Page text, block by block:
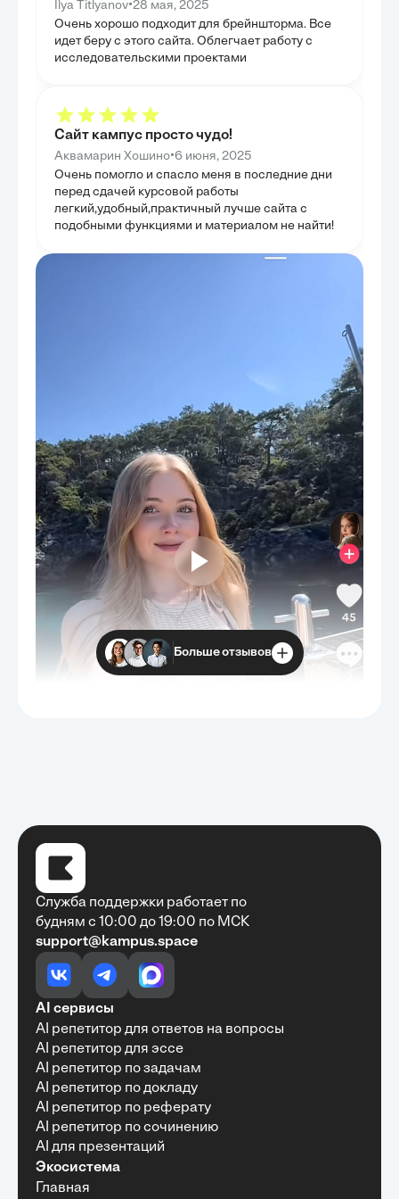
смягчению последствий кризиса и предотвращению
его повторения.
Ilya Titlyanov•28 мая, 2025
Очень хорошо подходит для брейншторма. Все
идет беру с этого сайта. Облегчает работу с
исследовательскими проектами
Сайт кампус просто чудо!
Аквамарин Хошино•6 июня, 2025
Очень помогло и спасло меня в последние дни
перед сдачей курсовой работы
легкий,удобный,практичный лучше сайта с
подобными функциями и материалом не найти!
Очень быстро, недорого, качественно,
доступно
Алексей Антонов•27 мая, 2025
Обучение с Кампус Хаб — очень экономит
полезной информации. Рекомендую ...
Рекомендую Кампус АИ всем, кто хочет
учиться эффективно и с комфортом
Марина Щербакова
Пользуюсь сайтом Кампус АИ уже несколько
месяцев и хочу отметить высокий уровень
Больше отзывов
Служба поддержки работает по
будням с 10:00 до 19:00 по МСК
support@kampus.space
AI сервисы
AI репетитор для ответов на вопросы
AI репетитор для эссе
AI репетитор по задачам
AI репетитор по докладу
AI репетитор по реферату
AI репетитор по сочинению
AI для презентаций
Экосистема
Главная